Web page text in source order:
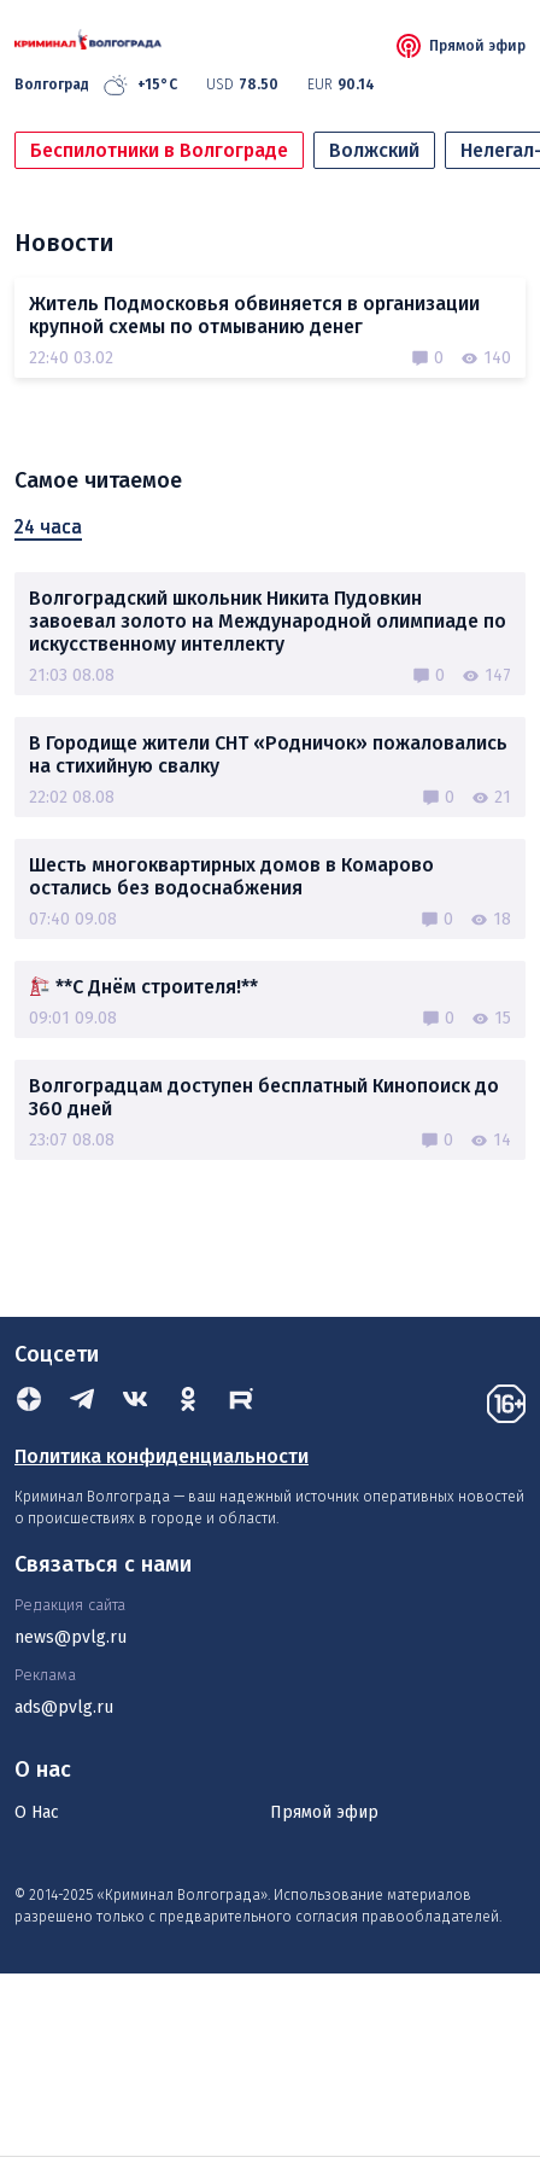
Волгоград +15°C USD 78.50 EUR 90.14
Прямой эфир
Беспилотники в Волгограде Волжский
Новости
Житель Подмосковья обвиняется в организации
крупной схемы по отмыванию денег
22:40 03.02 0 140
Самое читаемое
24 часа
Волгоградский школьник Никита Пудовкин
завоевал золото на Международной олимпиаде по
искусственному интеллекту
21:03 08.08 0 147
В Городище жители СНТ «Родничок» пожаловались
на стихийную свалку
22:02 08.08 0 21
Шесть многоквартирных домов в Комарово
остались без водоснабжения
07:40 09.08 0 18
**С Днём строителя!**
09:01 09.08 0 15
Волгоградцам доступен бесплатный Кинопоиск до
360 дней
23:07 08.08 0 14
Соцсети
Политика конфиденциальности
Криминал Волгограда — ваш надежный источник оперативных новостей
о происшествиях в городе и области.
О нас
О Нас Прямой эфир
© 2014-2025 «Криминал Волгограда». Использование материалов
разрешено только с предварительного согласия правообладателей.
Связаться с нами
Редакция сайта
news@pvlg.ru
Реклама
ads@pvlg.ru